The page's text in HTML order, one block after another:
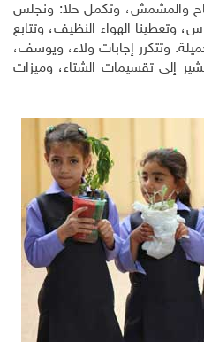
والمشمش، وتكمل حلا: ونجلس
وتعطينا الهواء النظيف، وتتابع
وتتكرر إجابات ولاء، ويوسف،
إلى تقسيمات الشتاء، وميزات